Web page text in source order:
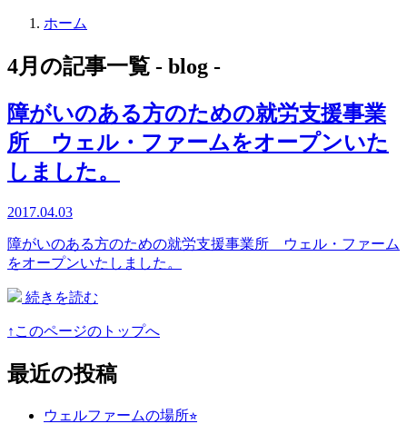
ホーム
4月の記事一覧 - blog -
障がいのある方のための就労支援事業
所 ウェル・ファームをオープンいた
しました。
2017.04.03
障がいのある方のための就労支援事業所 ウェル・ファーム
をオープンいたしました。
続きを読む
↑このページのトップへ
最近の投稿
ウェルファームの場所⭐︎